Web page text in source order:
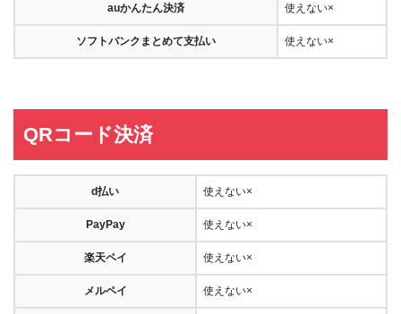
auかんたん決済 使えない×
ソフトバンクまとめて支払い 使えない×
QRコード決済
d払い 使えない×
PayPay 使えない×
楽天ペイ 使えない×
メルペイ 使えない×